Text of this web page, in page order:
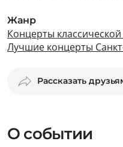
Жанр
Концерты
Лучшие концерты
Рассказать
О событии